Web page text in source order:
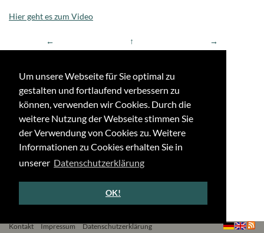
Um unsere Webseite für Sie optimal zu
gestalten und fortlaufend verbessern zu
können, verwenden wir Cookies. Durch die
weitere Nutzung der Webseite stimmen Sie
der Verwendung von Cookies zu. Weitere
Informationen zu Cookies erhalten Sie in
unserer Datenschutzerklärung
OK!
Hier geht es zum Video
← ↑ →
Kontakt Impressum Datenschutzerklärung